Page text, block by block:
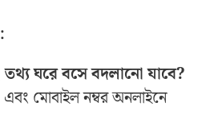
ঘরে বসে বদলানো যাবে?
এবং মোবাইল নম্বর অনলাইনে